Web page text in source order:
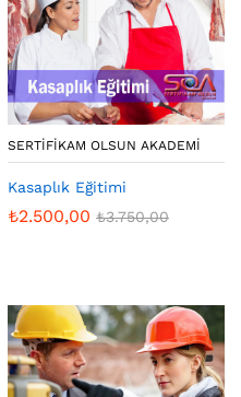
SERTIFIKAM OLSUN AKADEMI
Kasaplık Eğitimi
₺2.500,00 ₺3.750,00